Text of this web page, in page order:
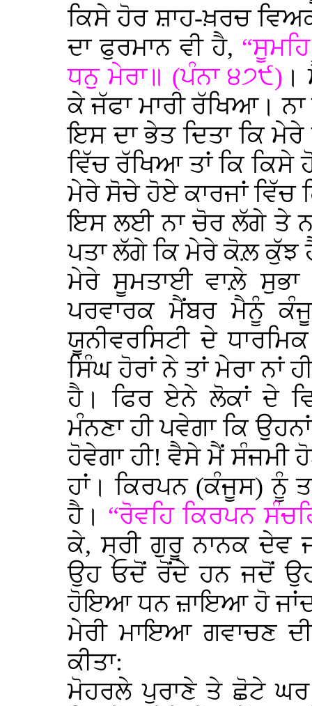
ਕਿਸੇ ਹੋਰ ਸ਼ਾਹ-ਖ਼ਰਚ
ਦਾ ਫੁਰਮਾਨ ਵੀ ਹੈ,
ਧਨੁ ਮੇਰਾ॥ (ਪੰਨਾ ੪੭੯) ।
ਕੇ ਜੱਫਾ ਮਾਰੀ ਰੱਖਿਆ।
ਇਸ ਦਾ ਭੇਤ ਦਿਤਾ ਕਿ
ਵਿੱਚ ਰੱਖਿਆ ਤਾਂ ਕਿ ਕਿਸੇ
ਮੇਰੇ ਸੋਚੇ ਹੋਏ ਕਾਰਜਾਂ ਵਿੱਚ
ਇਸ ਲਈ ਨਾ ਚੋਰ ਲੱਗੇ ਤੇ
ਪਤਾ ਲੱਗੇ ਕਿ ਮੇਰੇ ਕੋਲ਼ ਕੁੱਝ
ਮੇਰੇ ਸੂਮਤਾਈ ਵਾਲ਼ੇ
ਪਰਵਾਰਕ ਮੈਂਬਰ ਮੈਨੂੰ
ਯੂਨੀਵਰਸਿਟੀ ਦੇ
ਸਿੰਘ ਹੋਰਾਂ ਨੇ ਤਾਂ ਮੇਰਾ
ਹੈ। ਫਿਰ ਏਨੇ ਲੋਕਾਂ ਦੇ
ਮੰਨਣਾ ਹੀ ਪਵੇਗਾ ਕਿ
ਹੋਵੇਗਾ ਹੀ! ਵੈਸੇ ਮੈਂ ਸੰਜਮੀ
ਹਾਂ। ਕਿਰਪਨ (ਕੰਜੂਸ) ਨੂੰ
ਹੈ। “ਰੋਵਹਿ ਕਿਰਪਨ
ਕੇ, ਸ੍ਰੀ ਗੁਰੂ ਨਾਨਕ ਦੇਵ
ਉਹ ਓਦੋਂ ਰੋਂਦੇ ਹਨ ਜਦੋਂ
ਹੋਇਆ ਧਨ ਜ਼ਾਇਆ ਹੋ
ਮੇਰੀ ਮਾਇਆ ਗਵਾਚਣ
ਕੀਤਾ:
ਮੋਹਰਲੇ ਪੁਰਾਣੇ ਤੇ ਛੋਟੇ ਘਰ